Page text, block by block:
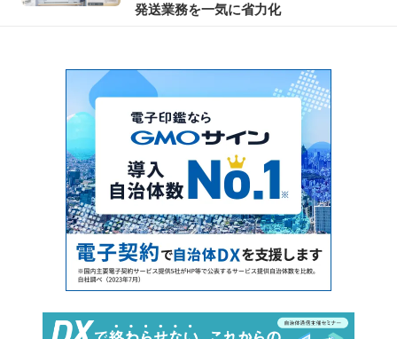
発送業務を一気に省力化